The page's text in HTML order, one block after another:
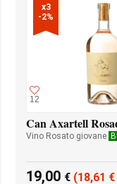
x3
-2%
12
Can Axartell
Vino Rosato giovane
19,00 € (18,61 €